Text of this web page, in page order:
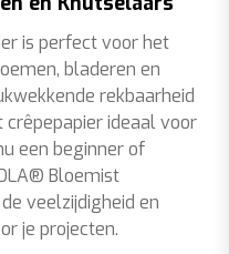
is perfect voor het
bladeren en
rekbaarheid
ideaal voor
een beginner of
Bloemist
veelzijdigheid en
je projecten.